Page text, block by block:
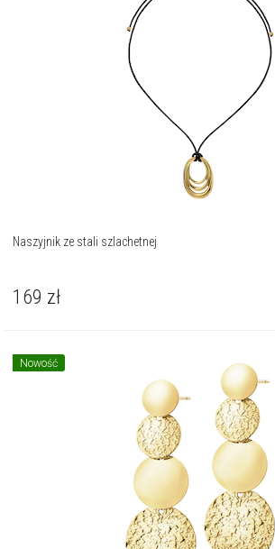
Naszyjnik ze stali szlachetnej
169 zł
Nowość